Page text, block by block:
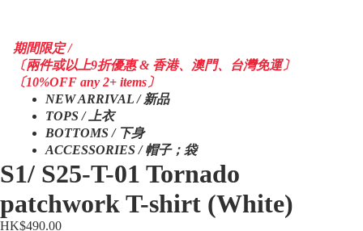
期間限定 /
〔兩件或以上9折優惠 & 香港、澳門、台灣免運〕
〔10%OFF any 2+ items〕
NEW ARRIVAL / 新品
TOPS / 上衣
BOTTOMS / 下身
ACCESSORIES / 帽子；袋
S1/ S25-T-01 Tornado
patchwork T-shirt (White)
HK$490.00